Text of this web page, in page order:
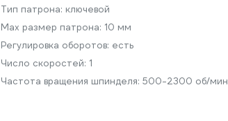
Тип патрона: ключевой
Max размер патрона: 10 мм
Регулировка оборотов: есть
Число скоростей: 1
Частота вращения шпинделя: 500-2300 об/мин